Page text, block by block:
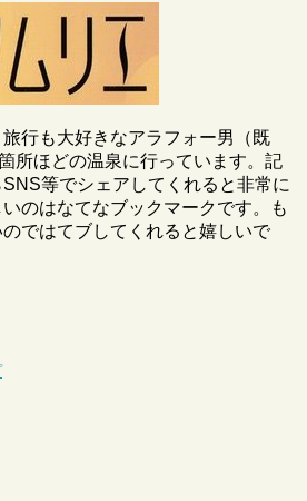
行も大好きなアラフォー男（既
所ほどの温泉に行っています。記
等でシェアしてくれると非常に
のはなてなブックマークです。も
ではてブしてくれると嬉しいで